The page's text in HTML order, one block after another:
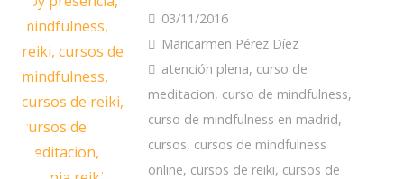
03/11/2016
Maricarmen Pérez Díez
atención plena, curso de
meditacion, curso de mindfulness,
curso de mindfulness en madrid,
cursos, cursos de mindfulness
online, cursos de reiki, cursos de